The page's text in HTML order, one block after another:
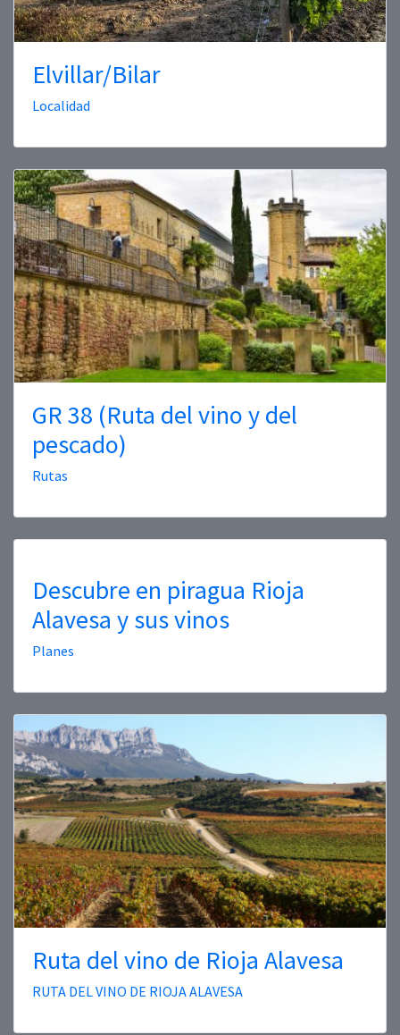
Elvillar/Bilar
Localidad
GR 38 (Ruta del vino y del
pescado)
Rutas
Descubre en piragua Rioja
Alavesa y sus vinos
Planes
Ruta del vino de Rioja Alavesa
RUTA DEL VINO DE RIOJA ALAVESA